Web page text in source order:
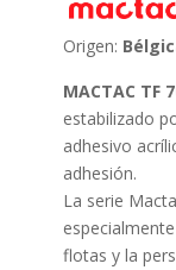
Origen:
MACTAC TF
estabilizado
adhesivo
adhesión.
La serie
flotas y la